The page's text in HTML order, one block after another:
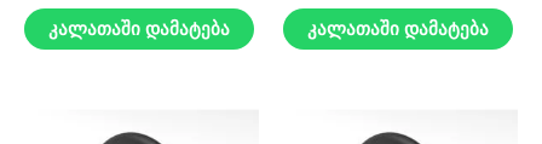
კალათაში დამატება კალათაში დამატება